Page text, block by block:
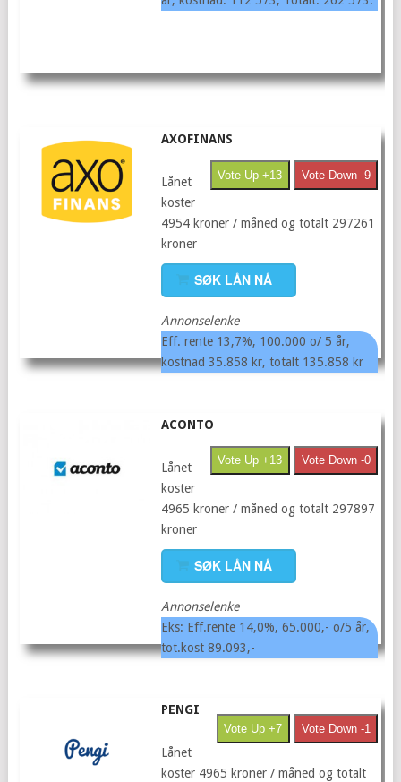
AXOFINANS
Vote Up +13 Vote Down -9
Lånet
koster
4954 kroner / måned og totalt 297261
kroner
SØK LÅN NÅ
Annonselenke
Eff. rente 13,7%, 100.000 o/ 5 år,
kostnad 35.858 kr, totalt 135.858 kr
ACONTO
Vote Up +13 Vote Down -0
Lånet
koster
4965 kroner / måned og totalt 297897
kroner
SØK LÅN NÅ
Annonselenke
Eks: Eff.rente 14,0%, 65.000,- o/5 år,
tot.kost 89.093,-
PENGI
Vote Up +7 Vote Down -1
Lånet
koster 4965 kroner / måned og totalt